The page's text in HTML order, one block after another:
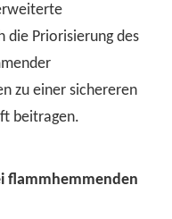
die Priorisierung des
zu einer sichereren
beitragen.
flammhemmenden